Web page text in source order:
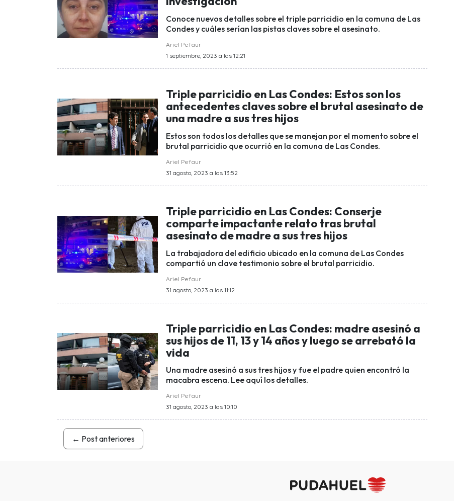
Conoce nuevos detalles sobre el triple parricidio en la comuna de Las
Condes y cuáles serían las pistas claves sobre el asesinato.
Ariel Pefaur
1 septiembre, 2023 a las 12:21
Triple parricidio en Las Condes: Estos son los
antecedentes claves sobre el brutal asesinato de
una madre a sus tres hijos
Estos son todos los detalles que se manejan por el momento sobre el
brutal parricidio que ocurrió en la comuna de Las Condes.
Ariel Pefaur
31 agosto, 2023 a las 13:52
Triple parricidio en Las Condes: Conserje
comparte impactante relato tras brutal
asesinato de madre a sus tres hijos
La trabajadora del edificio ubicado en la comuna de Las Condes
compartió un clave testimonio sobre el brutal parricidio.
Ariel Pefaur
31 agosto, 2023 a las 11:12
Triple parricidio en Las Condes: madre asesinó a
sus hijos de 11, 13 y 14 años y luego se arrebató la
vida
Una madre asesinó a sus tres hijos y fue el padre quien encontró la
macabra escena. Lee aquí los detalles.
Ariel Pefaur
31 agosto, 2023 a las 10:10
← Post anteriores